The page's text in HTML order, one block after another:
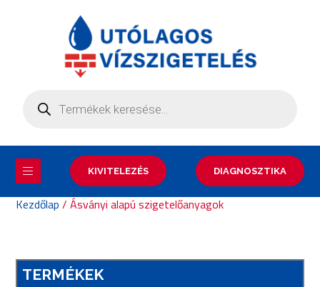
KIVITELEZÉS DIAGNOSZTIKA
Kezdőlap / Ásványi alapú szigetelőanyagok
TERMÉKEK